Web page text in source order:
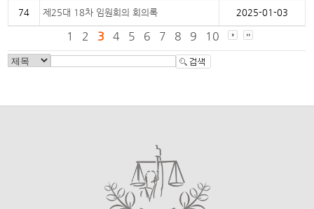
74 제25대 18차 임원회의 회의록 2025-01-03
1 2 3 4 5 6 7 8 9 10